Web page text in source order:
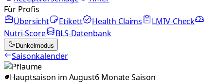
Für Profis
Übersicht
Etikett Health Claims
LMIV-Check
Nutri-Score
BLS-Datenbank
Dunkelmodus
Saisonkalender
Hauptsaison im August6 MonateSaison